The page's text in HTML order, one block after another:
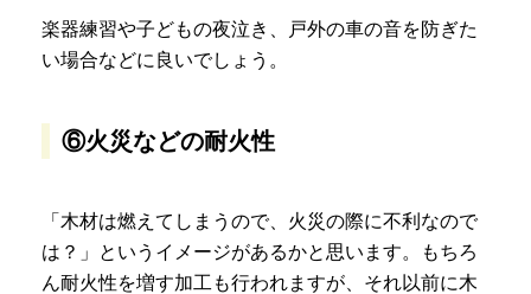
楽器練習や子どもの夜泣き、戸外の車の音を防ぎた
い場合などに良いでしょう。
⑥火災などの耐火性
「木材は燃えてしまうので、火災の際に不利なので
は？」というイメージがあるかと思います。もちろ
ん耐火性を増す加工も行われますが、それ以前に木